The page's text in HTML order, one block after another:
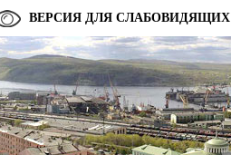
ВЕРСИЯ ДЛЯ СЛАБОВИДЯЩИХ